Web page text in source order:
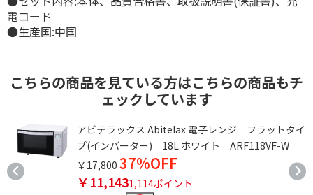
電コード
●生産国:中国
こちらの商品を見ている方はこちらの商品もチ
ェックしています
アビテラックス Abitelax 電子レンジ フラットタイ
プ(インバーター) 18L ホワイト ARF118VF-W
￥17,80037%OFF
￥11,1431,114ポイント